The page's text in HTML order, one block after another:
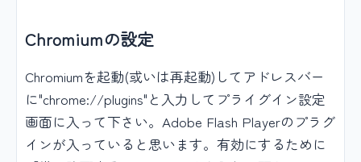
Chromiumの設定
Chromiumを起動(或いは再起動)してアドレスバー
に"chrome://plugins"と入力してプライグイン設定
画面に入って下さい。Adobe Flash Playerのプラグ
インが入っていると思います。有効にするために